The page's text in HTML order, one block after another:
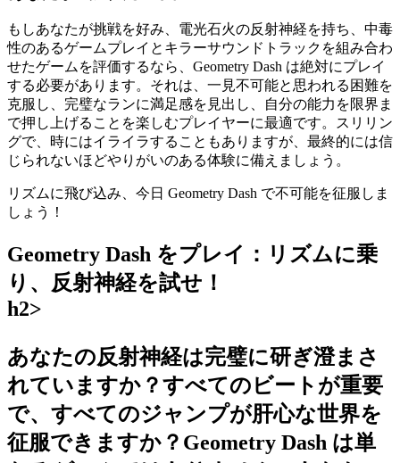
もしあなたが挑戦を好み、電光石火の反射神経を持ち、中毒
性のあるゲームプレイとキラーサウンドトラックを組み合わ
せたゲームを評価するなら、Geometry Dash は絶対にプレイ
する必要があります。それは、一見不可能と思われる困難を
克服し、完璧なランに満足感を見出し、自分の能力を限界ま
で押し上げることを楽しむプレイヤーに最適です。スリリン
グで、時にはイライラすることもありますが、最終的には信
じられないほどやりがいのある体験に備えましょう。
リズムに飛び込み、今日 Geometry Dash で不可能を征服しま
しょう！
Geometry Dash をプレイ：リズムに乗
り、反射神経を試せ！
h2>
あなたの反射神経は完璧に研ぎ澄まさ
れていますか？すべてのビートが重要
で、すべてのジャンプが肝心な世界を
征服できますか？Geometry Dash は単